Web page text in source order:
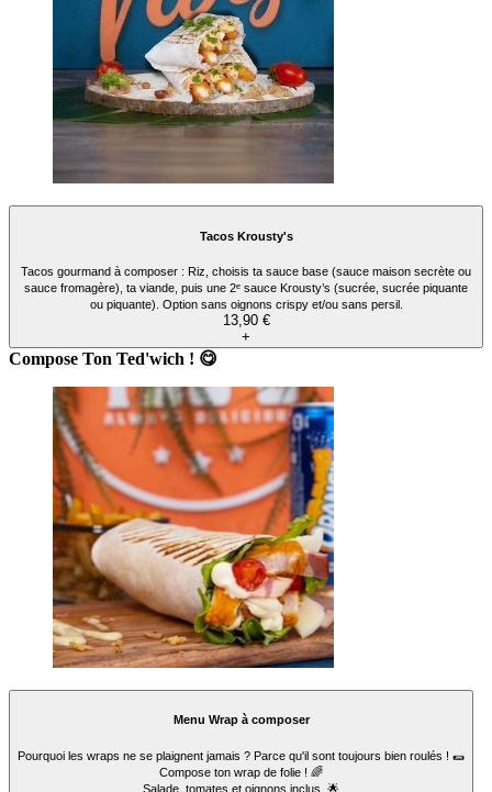
Tacos Krousty's
Tacos gourmand à composer : Riz, choisis ta sauce base (sauce maison secrète ou
sauce fromagère), ta viande, puis une 2ᵉ sauce Krousty’s (sucrée, sucrée piquante
ou piquante). Option sans oignons crispy et/ou sans persil.
13,90 €
+
Compose Ton Ted'wich ! 😋
Menu Wrap à composer
Pourquoi les wraps ne se plaignent jamais ? Parce qu'il sont toujours bien roulés ! 🌯
Compose ton wrap de folie ! 🌈
Salade, tomates et oignons inclus. 🌟